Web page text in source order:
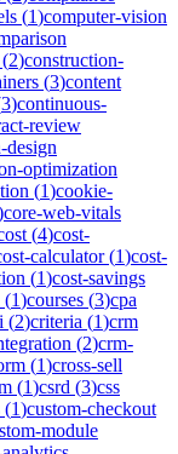
(1)computer-vision
(2)construction-
(3)content
3)continuous-
review
design
optimization
(1)cookie-
core-web-vitals
(4)cost-
calculator(1)cost-
(1)cost-savings
(1)courses (3)cpa
(2)criteria (1)crm
(2)crm-
(1)cross-sell
(1)csrd (3)css
(1)custom-checkout
module